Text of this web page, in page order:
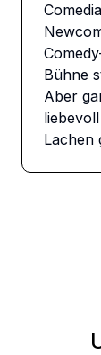
Bühne
Aber
Lachen